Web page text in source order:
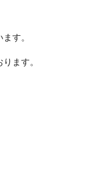
す。
ます。